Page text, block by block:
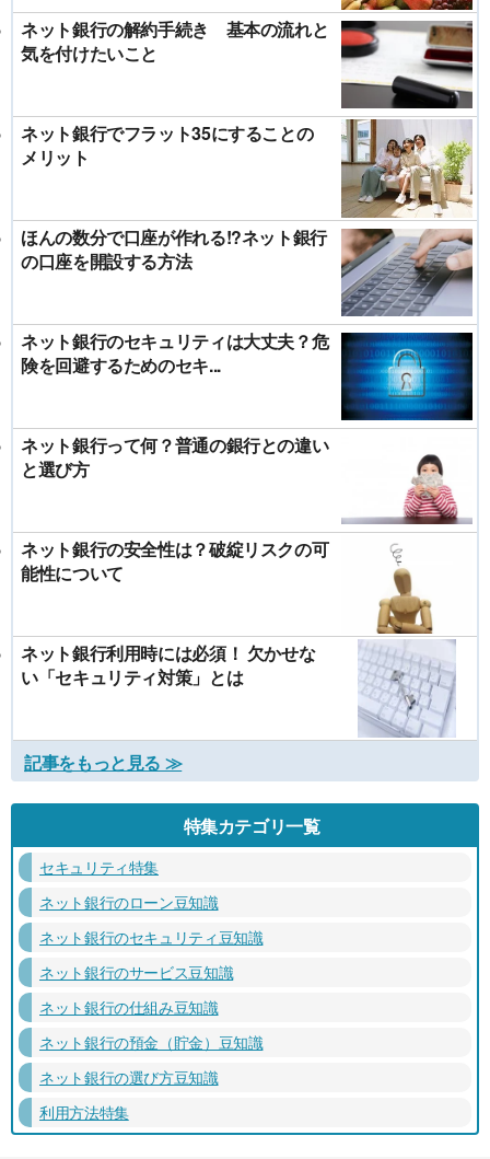
ネット銀行の解約手続き 基本の流れと
気を付けたいこと
ネット銀行でフラット35にすることの
メリット
ほんの数分で口座が作れる!?ネット銀行
の口座を開設する方法
ネット銀行のセキュリティは大丈夫？危
険を回避するためのセキ...
ネット銀行って何？普通の銀行との違い
と選び方
ネット銀行の安全性は？破綻リスクの可
能性について
ネット銀行利用時には必須！ 欠かせな
い「セキュリティ対策」とは
記事をもっと見る ≫
特集カテゴリ一覧
セキュリティ特集
ネット銀行のローン豆知識
ネット銀行のセキュリティ豆知識
ネット銀行のサービス豆知識
ネット銀行の仕組み豆知識
ネット銀行の預金（貯金）豆知識
ネット銀行の選び方豆知識
利用方法特集